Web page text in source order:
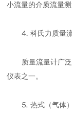
小流量的介质流量测
⒋ 科氏力质量
质量流量计广泛
仪表之一。
⒌ 热式（气体）